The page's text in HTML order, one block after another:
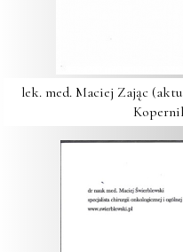
lek. med. Maciej Zając